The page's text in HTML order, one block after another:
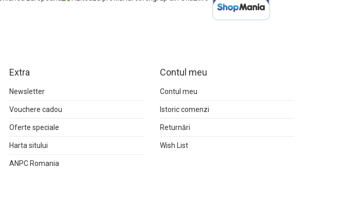
Extra
Newsletter
Vouchere cadou
Oferte speciale
Harta sitului
ANPC Romania
Contul meu
Contul meu
Istoric comenzi
Returnări
Wish List